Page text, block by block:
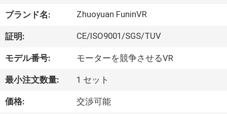
VR
シ
私
ブランド名: Zhuoyuan FuninVR
証明: CE/ISO9001/SGS/TUV
モデル番号: モーターを競争させるVR
最小注文数量: 1 セット
価格: 交渉可能